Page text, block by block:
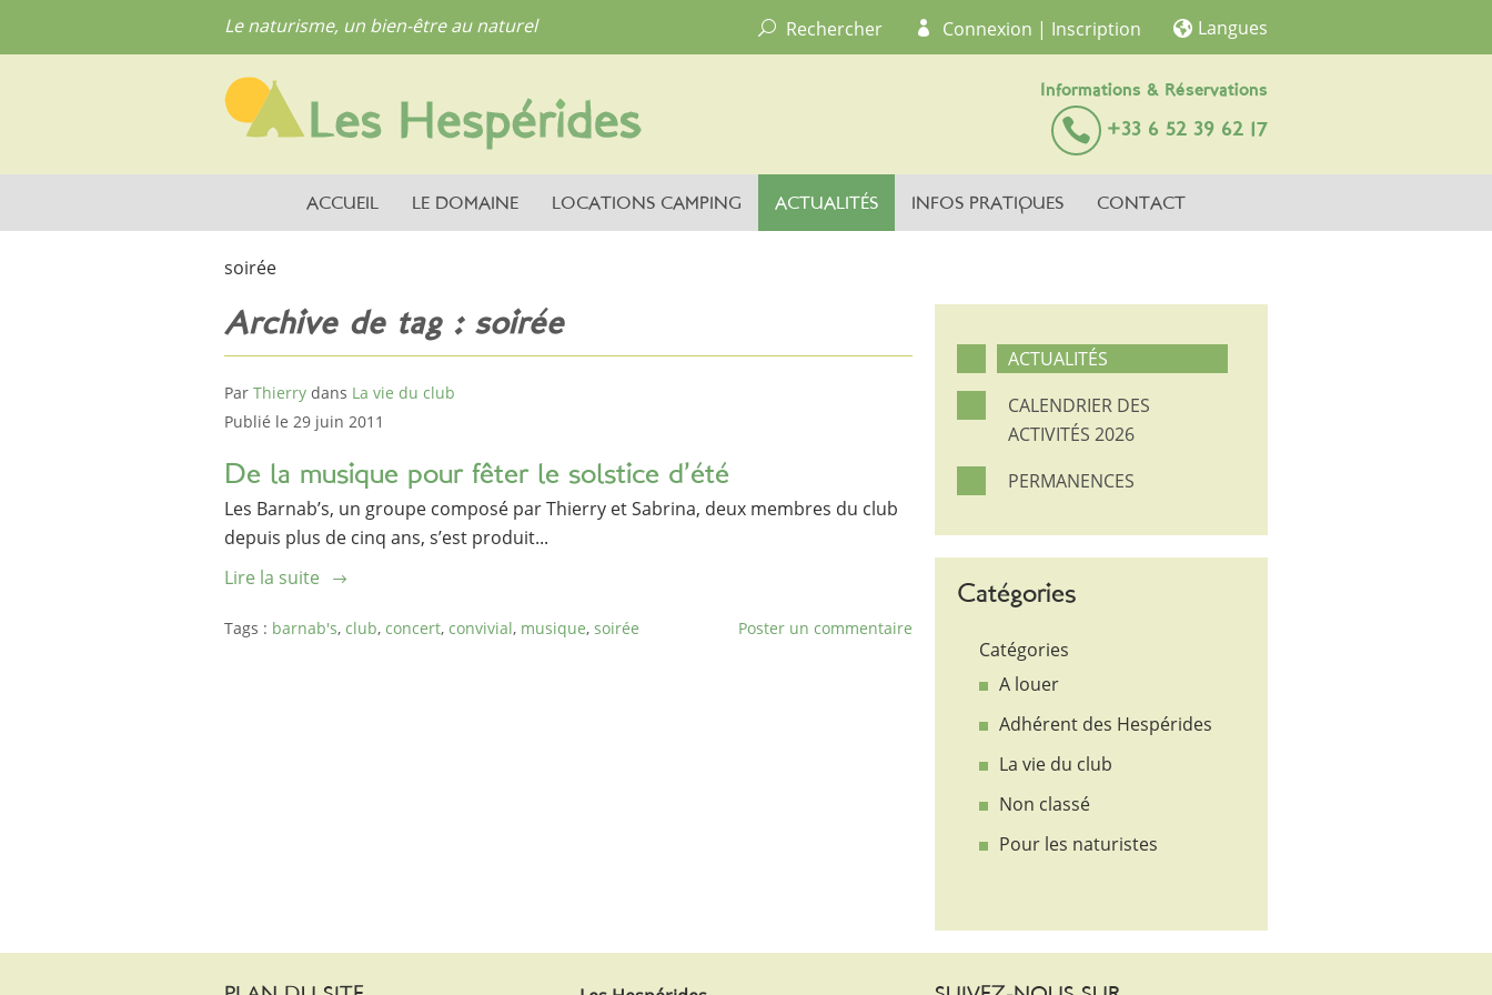
ACCUEIL LE DOMAINE LOCATIONS CAMPING ACTUALITÉS INFOS PRATIQUES CONTACT
Le naturisme, un bien-être au naturel Rechercher Connexion | Inscription Langues
Informations & Réservations
+33 6 52 39 62 17
soirée
Archive de tag : soirée
Par Thierry dans La vie du club
Publié le 29 juin 2011
De la musique pour fêter le solstice d’été
Les Barnab’s, un groupe composé par Thierry et Sabrina, deux membres du club
depuis plus de cinq ans, s’est produit...
Lire la suite
Tags : barnab's, club, concert, convivial, musique, soirée Poster un commentaire
ACTUALITÉS
CALENDRIER DES
ACTIVITÉS 2026
PERMANENCES
Catégories
Catégories
A louer
Adhérent des Hespérides
La vie du club
Non classé
Pour les naturistes